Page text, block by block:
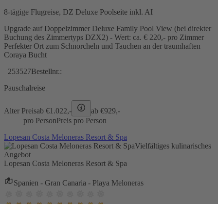
8-tägige Flugreise, DZ Deluxe Poolseite inkl. AI
Upgrade auf Doppelzimmer Deluxe Family Pool View (bei direkter
Buchung des Zimmertyps DZX2) - Wert: ca. € 220,- pro Zimmer
Perfekter Ort zum Schnorcheln und Tauchen an der traumhaften
Coraya Bucht
253527Bestellnr.:
Pauschalreise
Alter Preisab €1.022,- ab €929,-
pro PersonPreis pro Person
Lopesan Costa Meloneras Resort & Spa
Vielfältiges kulinarisches
Angebot
Lopesan Costa Meloneras Resort & Spa
Spanien - Gran Canaria - Playa Meloneras